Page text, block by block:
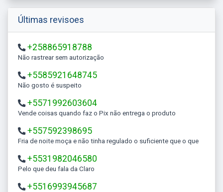
Últimas revisoes
+258865918788
Não rastrear sem autorização
+5585921648745
Não gosto é suspeito
+5571992603604
Vende coisas quando faz o Pix não entrega o produto
+557592398695
Fria de noite moça e não tinha regulado o suficiente que o que
+5531982046580
Pelo que deu fala da Claro
+5516993945687